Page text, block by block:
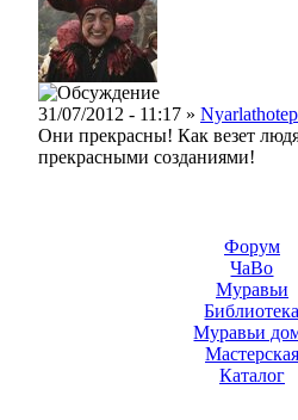
31/07/2012 - 11:17 » Nyarlathotep
Они прекрасны! Как везет
прекрасными созданиями!
Форум
ЧаВо
Муравьи
Муравьи
Мастерская
Каталог